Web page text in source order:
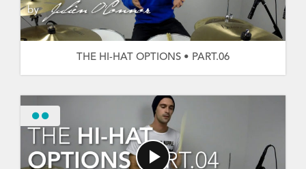
THE HI-HAT OPTIONS • PART.06